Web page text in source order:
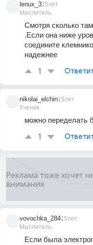
lenux_3
Мыслитель
15лет
Смотря сколько
.Если она ниже
соедините
надежнее
1
nikolai_elchin
Ученик
15лет
можно переделать
1
vovochka_284
Мыслитель
15лет
Если была